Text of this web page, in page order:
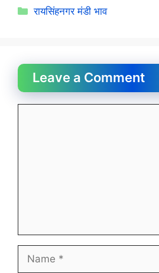
Categories
रायसिंहनगर मंडी भाव
Leave a Comment